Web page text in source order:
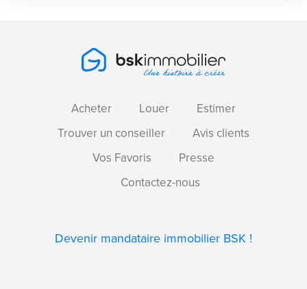
Acheter Louer
Estimer
Trouver un conseiller
Avis clients
Vos Favoris
Presse
Contactez-nous
Devenir mandataire immobilier BSK !